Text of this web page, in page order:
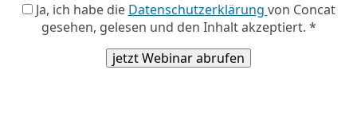
Ja, ich habe die Datenschutzerklärung von Concat
gesehen, gelesen und den Inhalt akzeptiert. *